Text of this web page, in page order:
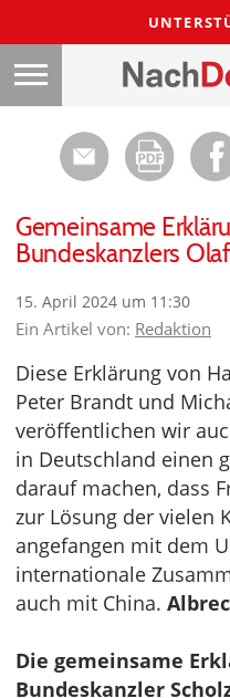
Gemeinsame
Bundeskanzlers
15. April 2024 um 11:30
Ein Artikel von: Redaktion
Diese Erklärung von
Peter Brandt und
veröffentlichen wir
in Deutschland einen
darauf machen, dass
zur Lösung der vielen
angefangen mit dem
internationale
auch mit China.
Die gemeinsame
Bundeskanzler